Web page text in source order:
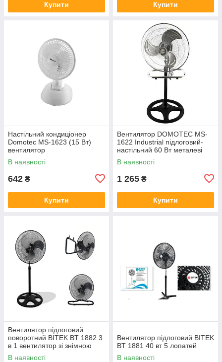
Купити Купити
Настільний кондиціонер
Domotec MS-1623 (15 Вт)
вентилятор
В наявності
642 ₴
Купити
Вентилятор DOMOTEC MS-
1622 Industrial підлоговий-
настільний 60 Вт металеві
лопаті
В наявності
1 265 ₴
Купити
Вентилятор підлоговий
поворотний BITEK BT 1882 3
в 1 вентилятор зі знімною
стійкою 40 Вт
В наявності
Вентилятор підлоговий BITEK
BT 1881 40 вт 5 лопатей
В наявності